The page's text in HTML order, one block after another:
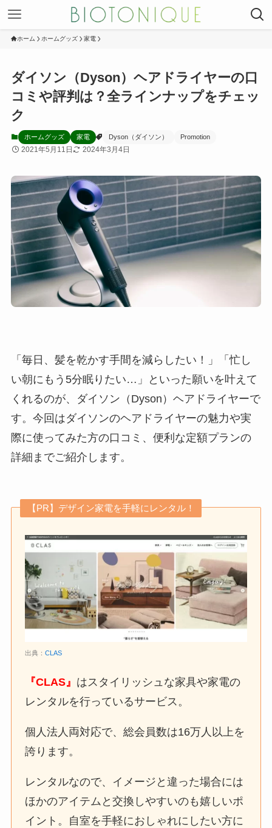
ホーム ホームグッズ 家電
ダイソン（Dyson）ヘアドライヤーの口
コミや評判は？全ラインナップをチェッ
ク
ホームグッズ 家電 Dyson（ダイソン） Promotion
2021年5月11日 2024年3月4日
「毎日、髪を乾かす手間を減らしたい！」「忙し
い朝にもう5分眠りたい…」といった願いを叶えて
くれるのが、ダイソン（Dyson）ヘアドライヤーで
す。今回はダイソンのヘアドライヤーの魅力や実
際に使ってみた方の口コミ、便利な定額プランの
詳細までご紹介します。
【PR】デザイン家電を手軽にレンタル！
出典：CLAS
『CLAS』 はスタイリッシュな家具や家電の
レンタルを行っているサービス。
個人法人両対応で、総会員数は16万人以上を
誇ります。
レンタルなので、イメージと違った場合には
ほかのアイテムと交換しやすいのも嬉しいポ
イント。自室を手軽におしゃれにしたい方に